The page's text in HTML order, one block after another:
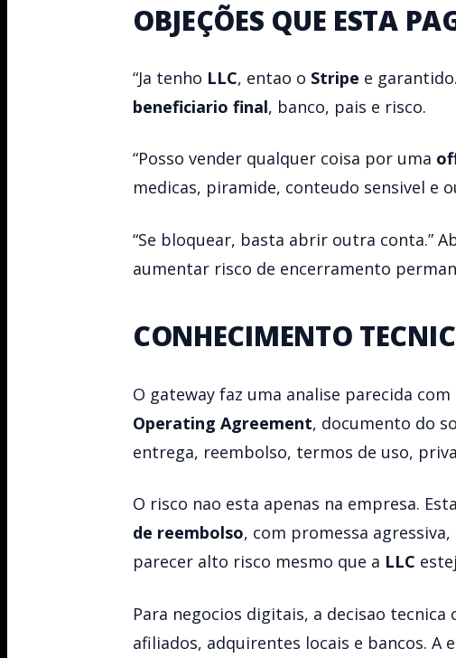
OBJEÇÕES QUE ESTA
“Ja tenho LLC, entao o Stripe e
beneficiario final, banco, pais e risco.
“Posso vender qualquer coisa por uma
medicas, piramide, conteudo sensivel
“Se bloquear, basta abrir outra conta.”
aumentar risco de encerramento
CONHECIMENTO
O gateway faz uma analise parecida com
Operating Agreement, documento do
entrega, reembolso, termos de uso,
O risco nao esta apenas na empresa.
de reembolso, com promessa
parecer alto risco mesmo que a LLC
Para negocios digitais, a decisao tecnica
afiliados, adquirentes locais e bancos.